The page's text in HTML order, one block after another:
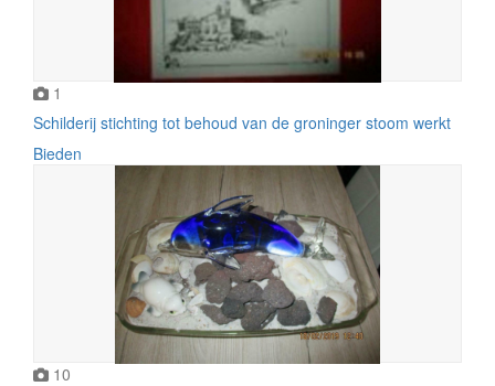
1
Schilderij stichting tot behoud van de groninger stoom werkt
Bieden
10